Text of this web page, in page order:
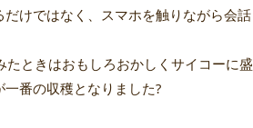
けではなく、スマホを触りながら会
ときはおもしろおかしくサイコーに
番の収穫となりました?